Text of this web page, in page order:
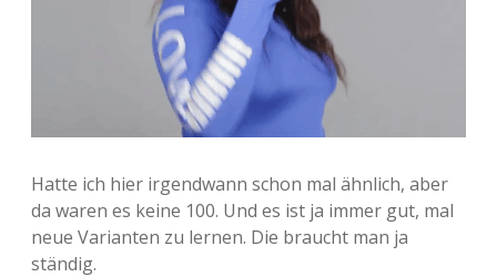
Hatte ich hier irgendwann schon mal ähnlich, aber
da waren es keine 100. Und es ist ja immer gut, mal
neue Varianten zu lernen. Die braucht man ja
ständig.